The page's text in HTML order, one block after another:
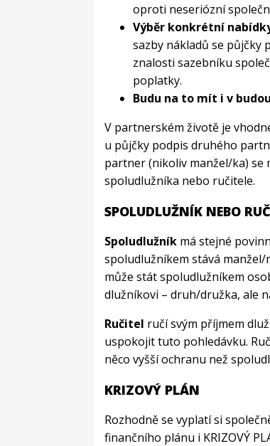
oproti neseriózní
Výběr konkrétní
sazby nákladů se půjčky
znalosti sazebníku
poplatky.
Budu na to mít i v
V partnerském životě je
u půjčky podpis druhého
partner (nikoliv manžel/ka) se
spoludlužníka nebo ručitele.
SPOLUDLUŽNÍK NEBO
Spoludlužník má stejné
spoludlužníkem stává
může stát spoludlužníkem
dlužníkovi – druh/družka, ale
Ručitel ručí svým příjmem
uspokojit tuto pohledávku.
něco vyšší ochranu než
KRIZOVÝ PLÁN
Rozhodně se vyplatí si
finančního plánu i KRIZOVÝ